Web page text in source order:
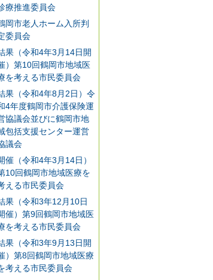
療推進委員会
岡市老人ホーム入所判
委員会
果（令和4年3月14日開
）第10回鶴岡市地域医
を考える市民委員会
果（令和4年8月2日）令
4年度鶴岡市介護保険運
協議会並びに鶴岡市地
包括支援センター運営
議会
催（令和4年3月14日）
10回鶴岡市地域医療を
える市民委員会
果（令和3年12月10日
催）第9回鶴岡市地域医
を考える市民委員会
果（令和3年9月13日開
）第8回鶴岡市地域医療
考える市民委員会